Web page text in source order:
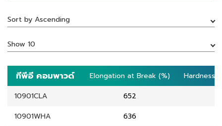
Sort by Ascending
Show 10
ทีพีอี คอมพาวด์ Elongation at Break (%)
Hardness
10901CLA
652
10901WHA
636
ทีพีอี คอมพาวด์ Elongation at Break (%) Hardness